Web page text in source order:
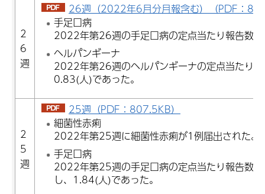
2
6
週
26週（2022年6月分月報含む）（PDF：
手足口病
2022年第26週の手足口病の定点当たり報告数
ヘルパンギーナ
2022年第26週のヘルパンギーナの定点当たり
0.83(人)であった。
2
5
週
25週（PDF：807.5KB）
細菌性赤痢
2022年第25週に細菌性赤痢が1例届出された。
手足口病
2022年第25週の手足口病の定点当たり報告数
し、1.84(人)であった。